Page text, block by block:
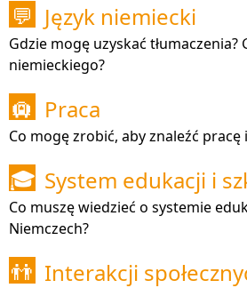
💬 Język niemiecki
Gdzie mogę uzyskać tłumaczenia?
niemieckiego?
🛄 Praca
Co mogę zrobić, aby znaleźć pracę
🎓 System edukacji i
Co muszę wiedzieć o systemie
Niemczech?
👬 Interakcji